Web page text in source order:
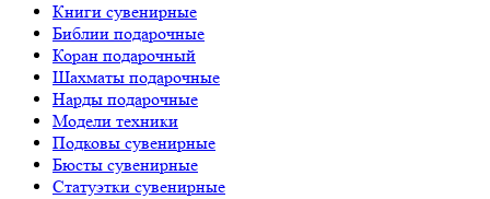
Книги сувенирные
Библии подарочные
Коран подарочный
Шахматы подарочные
Нарды подарочные
Модели техники
Подковы сувенирные
Бюсты сувенирные
Статуэтки сувенирные